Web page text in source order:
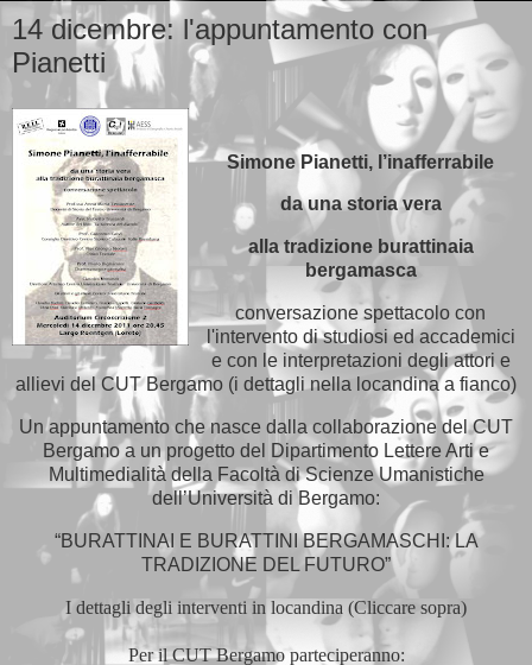
14 dicembre: l'appuntamento con
Pianetti
Simone Pianetti, l’inafferrabile
da una storia vera
alla tradizione burattinaia
bergamasca
conversazione spettacolo con
l'intervento di studiosi ed accademici
e con le interpretazioni degli attori e
allievi del CUT Bergamo (i dettagli nella locandina a fianco)
Un appuntamento che nasce dalla collaborazione del CUT
Bergamo a un progetto del Dipartimento Lettere Arti e
Multimedialità della Facoltà di ScienzeUmanistiche
dell’Università di Bergamo:
“BURATTINAI E BURATTINI BERGAMASCHI: LA
TRADIZIONE DEL FUTURO”
I dettagli degli interventi in locandina (Cliccare sopra)
Per il CUT Bergamo parteciperanno: